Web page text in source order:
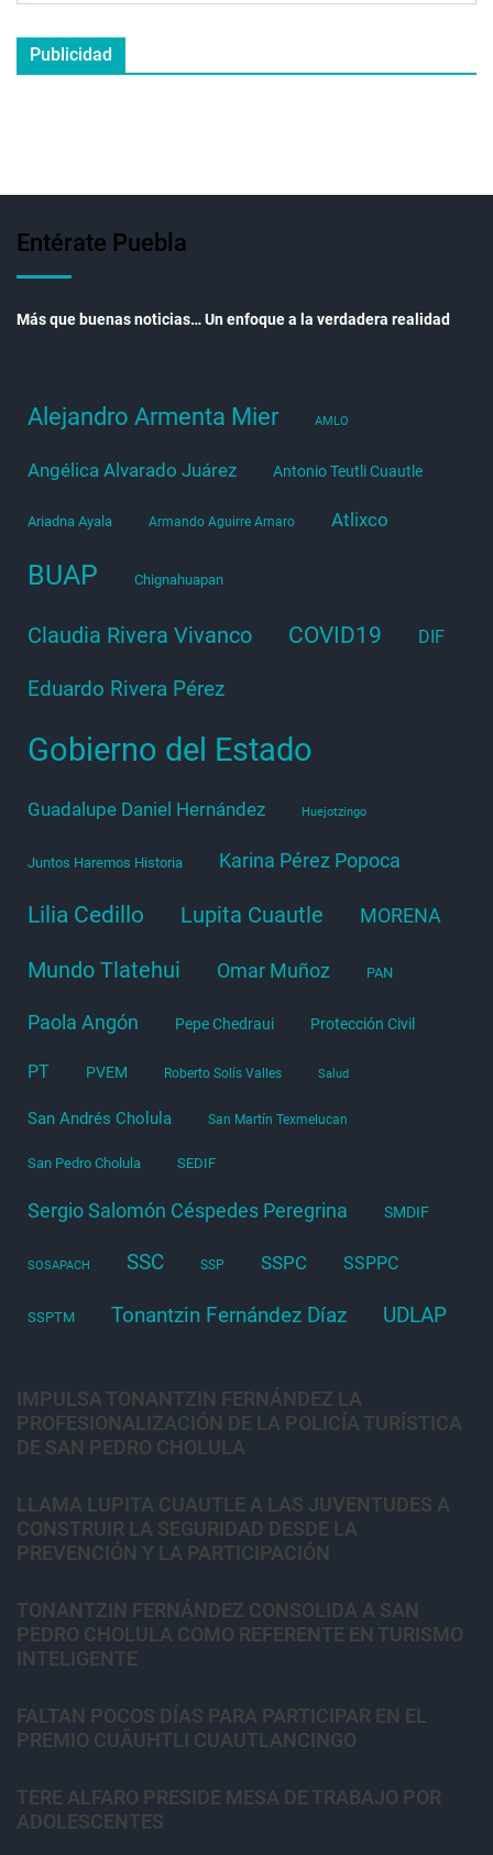
Publicidad
Entérate Puebla
Más que buenas noticias… Un enfoque a la verdadera realidad
Alejandro Armenta Mier AMLO
Angélica Alvarado Juárez Antonio Teutli Cuautle
Ariadna Ayala Armando Aguirre Amaro Atlixco
BUAP Chignahuapan
Claudia Rivera Vivanco COVID19 DIF
Eduardo Rivera Pérez
Gobierno del Estado
Guadalupe Daniel Hernández Huejotzingo
Juntos Haremos Historia Karina Pérez Popoca
Lilia Cedillo Lupita Cuautle MORENA
Mundo Tlatehui Omar Muñoz PAN
Paola Angón Pepe Chedraui Protección Civil
PT PVEM Roberto Solís Valles Salud
San Andrés Cholula San Martín Texmelucan
San Pedro Cholula SEDIF
Sergio Salomón Céspedes Peregrina SMDIF
SOSAPACH SSC SSP SSPC SSPPC
SSPTM Tonantzin Fernández Díaz UDLAP
IMPULSA TONANTZIN FERNÁNDEZ LA
PROFESIONALIZACIÓN DE LA POLICÍA TURÍSTICA
DE SAN PEDRO CHOLULA
LLAMA LUPITA CUAUTLE A LAS JUVENTUDES A
CONSTRUIR LA SEGURIDAD DESDE LA
PREVENCIÓN Y LA PARTICIPACIÓN
TONANTZIN FERNÁNDEZ CONSOLIDA A SAN
PEDRO CHOLULA COMO REFERENTE EN TURISMO
INTELIGENTE
FALTAN POCOS DÍAS PARA PARTICIPAR EN EL
PREMIO CUĀUHTLI CUAUTLANCINGO
TERE ALFARO PRESIDE MESA DE TRABAJO POR
ADOLESCENTES